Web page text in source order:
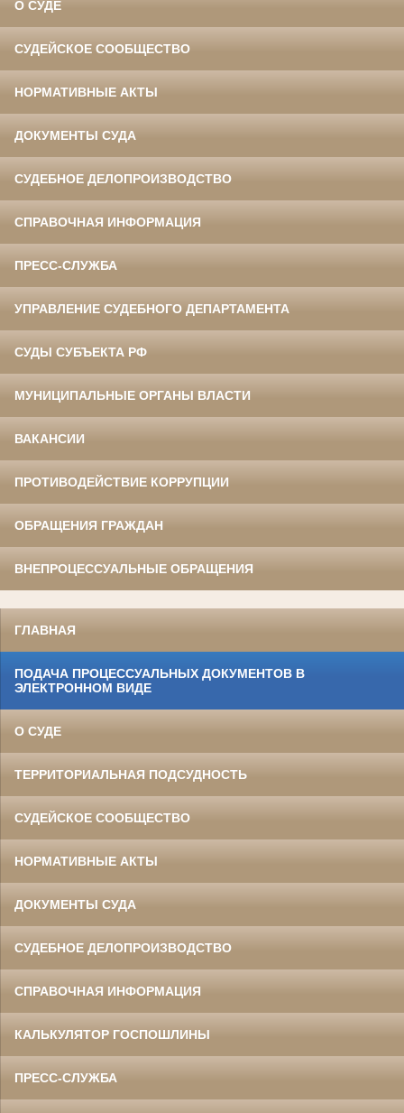
О СУДЕ
СУДЕЙСКОЕ СООБЩЕСТВО
НОРМАТИВНЫЕ АКТЫ
ДОКУМЕНТЫ СУДА
СУДЕБНОЕ ДЕЛОПРОИЗВОДСТВО
СПРАВОЧНАЯ ИНФОРМАЦИЯ
ПРЕСС-СЛУЖБА
УПРАВЛЕНИЕ СУДЕБНОГО ДЕПАРТАМЕНТА
СУДЫ СУБЪЕКТА РФ
МУНИЦИПАЛЬНЫЕ ОРГАНЫ ВЛАСТИ
ВАКАНСИИ
ПРОТИВОДЕЙСТВИЕ КОРРУПЦИИ
ОБРАЩЕНИЯ ГРАЖДАН
ВНЕПРОЦЕССУАЛЬНЫЕ ОБРАЩЕНИЯ
ГЛАВНАЯ
ПОДАЧА ПРОЦЕССУАЛЬНЫХ ДОКУМЕНТОВ В
ЭЛЕКТРОННОМ ВИДЕ
О СУДЕ
ТЕРРИТОРИАЛЬНАЯ ПОДСУДНОСТЬ
СУДЕЙСКОЕ СООБЩЕСТВО
НОРМАТИВНЫЕ АКТЫ
ДОКУМЕНТЫ СУДА
СУДЕБНОЕ ДЕЛОПРОИЗВОДСТВО
СПРАВОЧНАЯ ИНФОРМАЦИЯ
КАЛЬКУЛЯТОР ГОСПОШЛИНЫ
ПРЕСС-СЛУЖБА